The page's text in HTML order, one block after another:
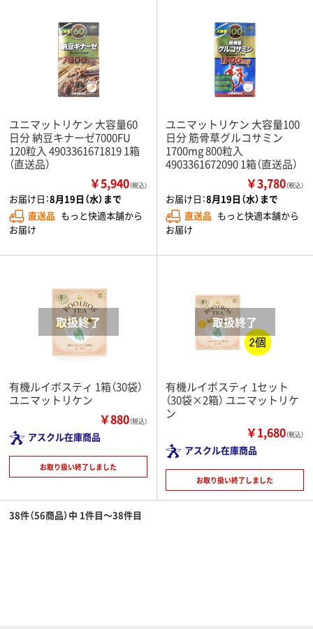
ユニマットリケン 大容量60
日分 納豆キナーゼ7000FU
120粒入 4903361671819 1箱
（直送品）
￥5,940（税込）
お届け日：8月19日（水）まで
直送品 もっと快適本舗から
お届け
ユニマットリケン 大容量100
日分 筋骨草グルコサミン
1700mg 800粒入
4903361672090 1箱（直送品）
￥3,780（税込）
お届け日：8月19日（水）まで
直送品 もっと快適本舗から
お届け
有機ルイボスティ 1箱（30袋）
ユニマットリケン
￥880（税込）
アスクル在庫商品
お取り扱い終了しました
有機ルイボスティ 1セット
（30袋×2箱） ユニマットリケ
ン
￥1,680（税込）
アスクル在庫商品
お取り扱い終了しました
38件（56商品）中 1件目～38件目